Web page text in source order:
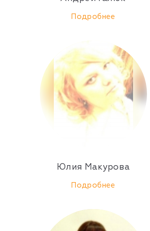
Подробнее
Юлия Макурова
Подробнее